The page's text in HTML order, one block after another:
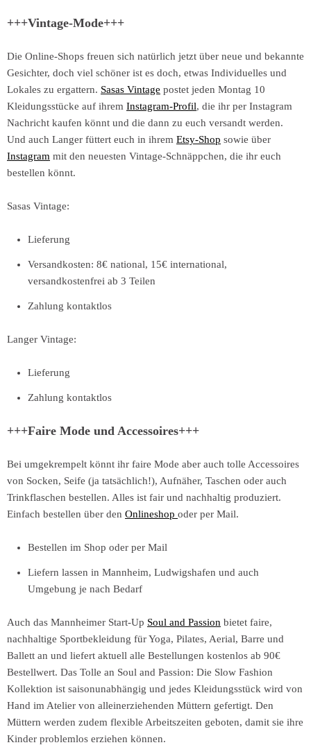
+++Vintage-Mode+++
Die Online-Shops freuen sich natürlich jetzt über neue und bekannte
Gesichter, doch viel schöner ist es doch, etwas Individuelles und
Lokales zu ergattern. Sasas Vintage postet jeden Montag 10
Kleidungsstücke auf ihrem Instagram-Profil, die ihr per Instagram
Nachricht kaufen könnt und die dann zu euch versandt werden.
Und auch Langer füttert euch in ihrem Etsy-Shop sowie über
Instagram mit den neuesten Vintage-Schnäppchen, die ihr euch
bestellen könnt.
Sasas Vintage:
Lieferung
Versandkosten: 8€ national, 15€ international,
versandkostenfrei ab 3 Teilen
Zahlung kontaktlos
Langer Vintage:
Lieferung
Zahlung kontaktlos
+++Faire Mode und Accessoires+++
Bei umgekrempelt könnt ihr faire Mode aber auch tolle Accessoires
von Socken, Seife (ja tatsächlich!), Aufnäher, Taschen oder auch
Trinkflaschen bestellen. Alles ist fair und nachhaltig produziert.
Einfach bestellen über den Onlineshop oder per Mail.
Bestellen im Shop oder per Mail
Liefern lassen in Mannheim, Ludwigshafen und auch
Umgebung je nach Bedarf
Auch das Mannheimer Start-Up Soul and Passion bietet faire,
nachhaltige Sportbekleidung für Yoga, Pilates, Aerial, Barre und
Ballett an und liefert aktuell alle Bestellungen kostenlos ab 90€
Bestellwert. Das Tolle an Soul and Passion: Die Slow Fashion
Kollektion ist saisonunabhängig und jedes Kleidungsstück wird von
Hand im Atelier von alleinerziehenden Müttern gefertigt. Den
Müttern werden zudem flexible Arbeitszeiten geboten, damit sie ihre
Kinder problemlos erziehen können.